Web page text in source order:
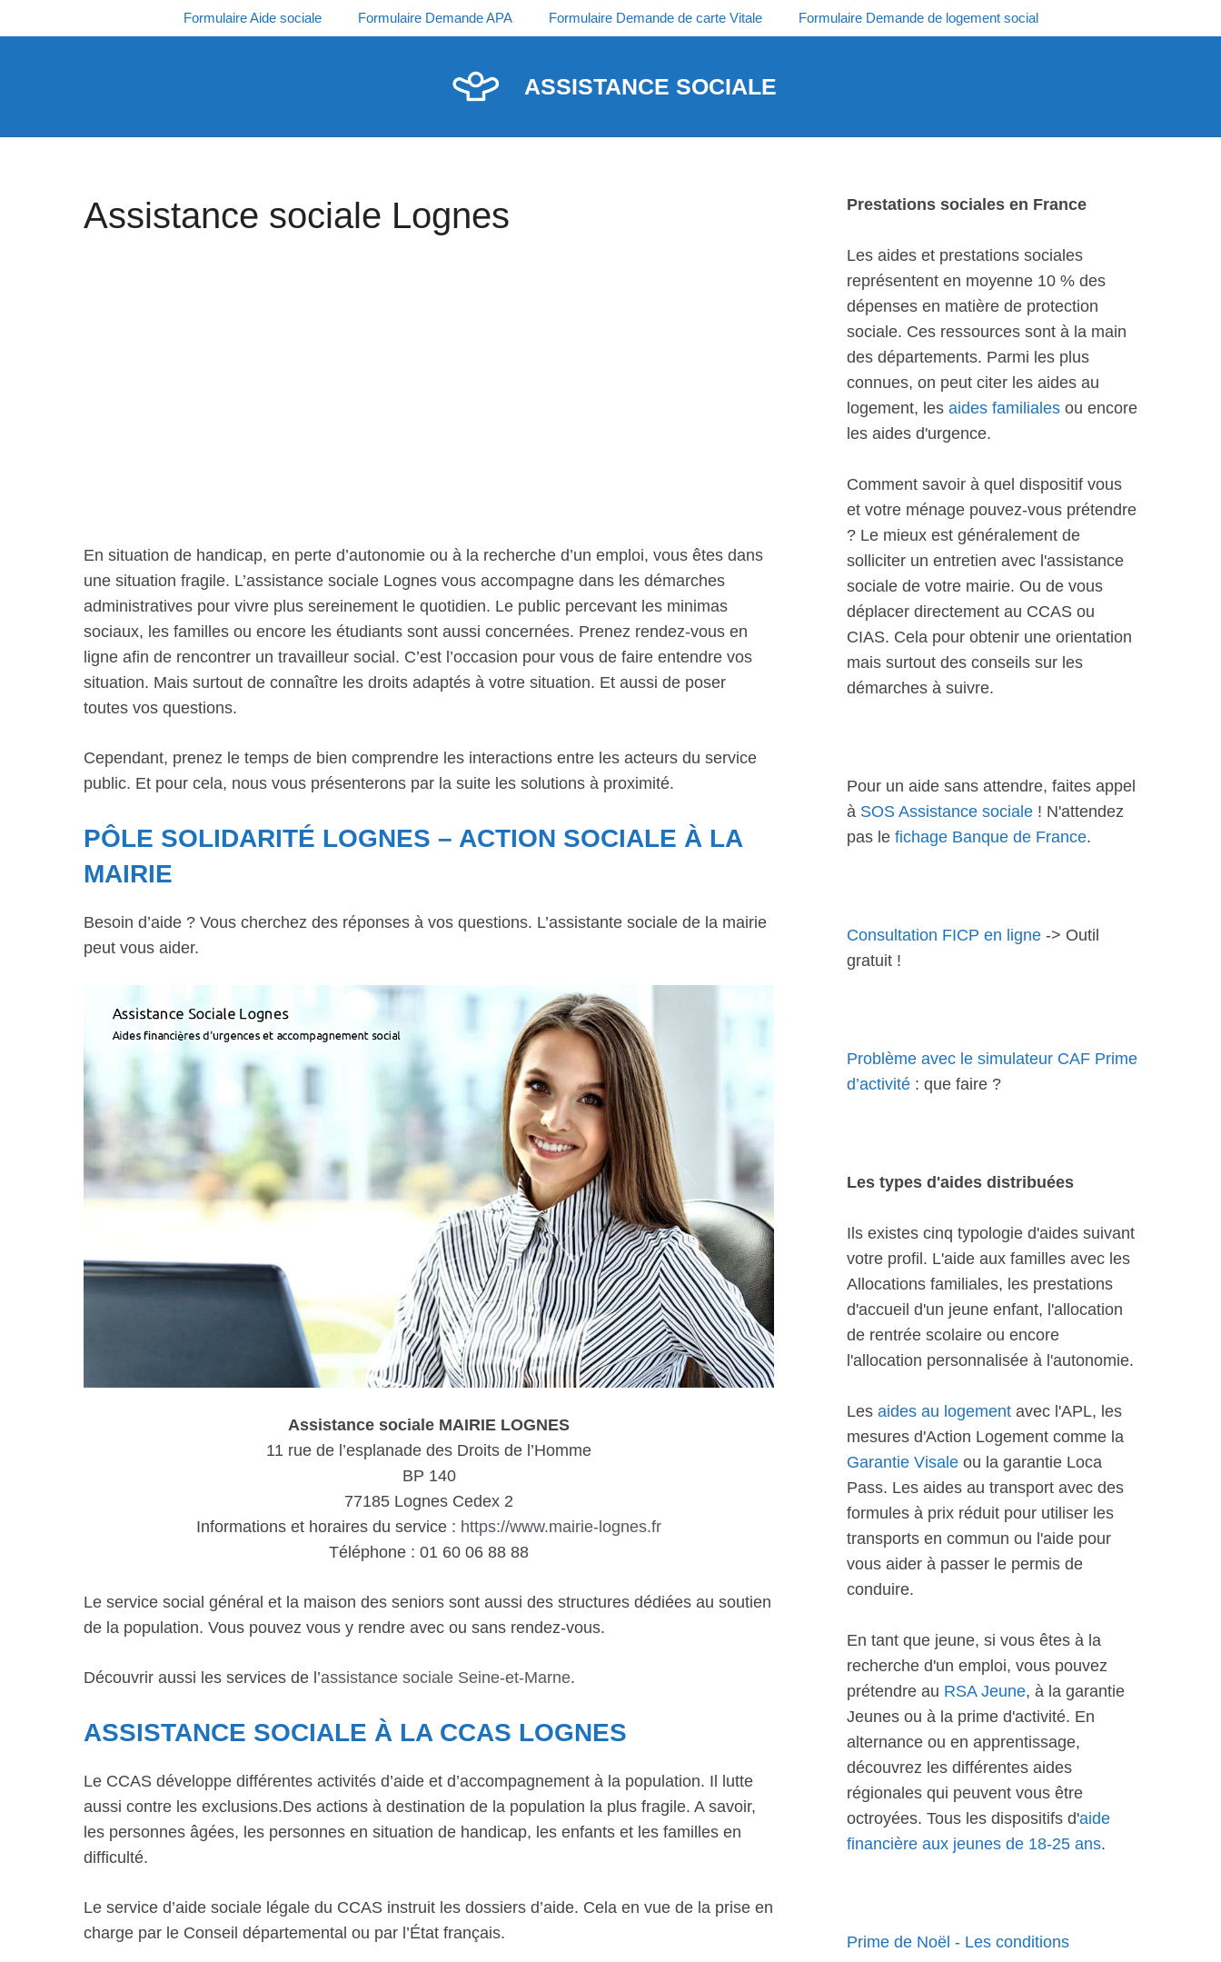
au
Formulaire Aide sociale Formulaire Demande APA Formulaire Demande de carte Vitale Formulaire Demande de logement social
ASSISTANCE SOCIALE
Assistance sociale Lognes
En situation de handicap, en perte d’autonomie ou à la recherche d’un emploi, vous êtes dans
une situation fragile. L’assistance sociale Lognes vous accompagne dans les démarches
administratives pour vivre plus sereinement le quotidien. Le public percevant les minimas
sociaux, les familles ou encore les étudiants sont aussi concernées. Prenez rendez-vous en
ligne afin de rencontrer un travailleur social. C’est l’occasion pour vous de faire entendre vos
situation. Mais surtout de connaître les droits adaptés à votre situation. Et aussi de poser
toutes vos questions.
Cependant, prenez le temps de bien comprendre les interactions entre les acteurs du service
public. Et pour cela, nous vous présenterons par la suite les solutions à proximité.
PÔLE SOLIDARITÉ LOGNES – ACTION SOCIALE À LA
MAIRIE
Besoin d’aide ? Vous cherchez des réponses à vos questions. L’assistante sociale de la mairie
peut vous aider.
Assistance sociale MAIRIE LOGNES
11 rue de l’esplanade des Droits de l’Homme
BP 140
77185 Lognes Cedex 2
Informations et horaires du service : https://www.mairie-lognes.fr
Téléphone : 01 60 06 88 88
Le service social général et la maison des seniors sont aussi des structures dédiées au soutien
de la population. Vous pouvez vous y rendre avec ou sans rendez-vous.
Découvrir aussi les services de l’assistance sociale Seine-et-Marne.
ASSISTANCE SOCIALE À LA CCAS LOGNES
Le CCAS développe différentes activités d’aide et d’accompagnement à la population. Il lutte
aussi contre les exclusions.Des actions à destination de la population la plus fragile. A savoir,
les personnes âgées, les personnes en situation de handicap, les enfants et les familles en
difficulté.
Le service d’aide sociale légale du CCAS instruit les dossiers d’aide. Cela en vue de la prise en
charge par le Conseil départemental ou par l’État français.
Prestations sociales en France
Les aides et prestations sociales
représentent en moyenne 10 % des
dépenses en matière de protection
sociale. Ces ressources sont à la main
des départements. Parmi les plus
connues, on peut citer les aides au
logement, les aides familiales ou encore
les aides d'urgence.
Comment savoir à quel dispositif vous
et votre ménage pouvez-vous prétendre
? Le mieux est généralement de
solliciter un entretien avec l'assistance
sociale de votre mairie. Ou de vous
déplacer directement au CCAS ou
CIAS. Cela pour obtenir une orientation
mais surtout des conseils sur les
démarches à suivre.
Pour un aide sans attendre, faites appel
à SOS Assistance sociale ! N'attendez
pas le fichage Banque de France.
Consultation FICP en ligne -> Outil
gratuit !
Problème avec le simulateur CAF Prime
d’activité : que faire ?
Les types d'aides distribuées
Ils existes cinq typologie d'aides suivant
votre profil. L'aide aux familles avec les
Allocations familiales, les prestations
d'accueil d'un jeune enfant, l'allocation
de rentrée scolaire ou encore
l'allocation personnalisée à l'autonomie.
Les aides au logement avec l'APL, les
mesures d'Action Logement comme la
Garantie Visale ou la garantie Loca
Pass. Les aides au transport avec des
formules à prix réduit pour utiliser les
transports en commun ou l'aide pour
vous aider à passer le permis de
conduire.
En tant que jeune, si vous êtes à la
recherche d'un emploi, vous pouvez
prétendre au RSA Jeune, à la garantie
Jeunes ou à la prime d'activité. En
alternance ou en apprentissage,
découvrez les différentes aides
régionales qui peuvent vous être
octroyées. Tous les dispositifs d'aide
financière aux jeunes de 18-25 ans.
Prime de Noël - Les conditions